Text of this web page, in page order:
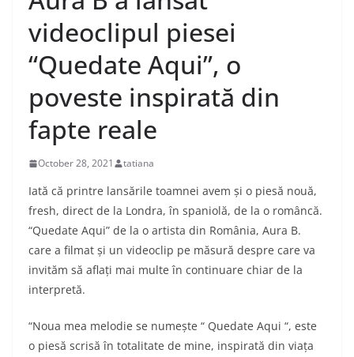
videoclipul piesei
“Quedate Aqui”, o
poveste inspirată din
fapte reale
October 28, 2021 tatiana
Iată că printre lansările toamnei avem și o piesă nouă,
fresh, direct de la Londra, în spaniolă, de la o româncă.
“Quedate Aqui” de la o artista din România, Aura B.
care a filmat și un videoclip pe măsură despre care va
invităm să aflați mai multe în continuare chiar de la
interpretă.
“Noua mea melodie se numește “ Quedate Aqui “, este
o piesă scrisă în totalitate de mine, inspirată din viața